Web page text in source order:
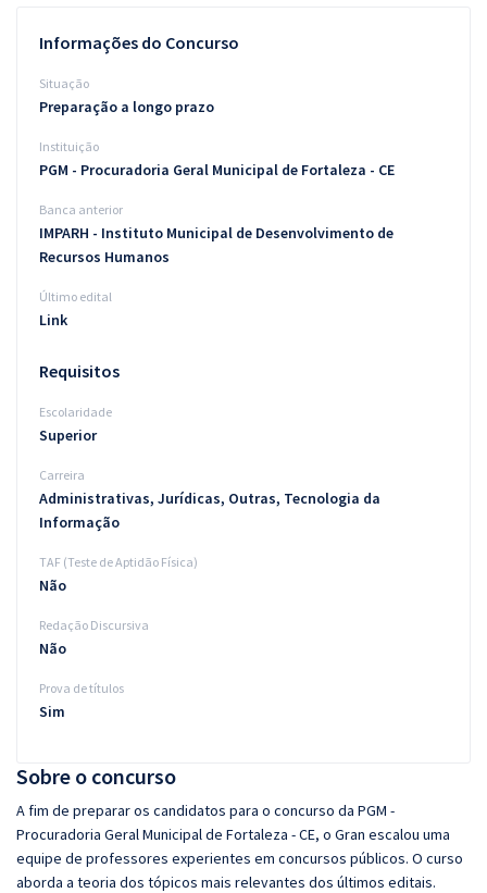
Conteúdo gratuito
Blog
Atendimento
Sobre o concurso
A fim de preparar os candidatos para o concurso da PGM -
Procuradoria Geral Municipal de Fortaleza - CE, o Gran escalou uma
equipe de professores experientes em concursos públicos. O curso
aborda a teoria dos tópicos mais relevantes dos últimos editais.
Informações do Concurso
Situação
Preparação a longo prazo
Instituição
PGM - Procuradoria Geral Municipal de Fortaleza - CE
Banca anterior
IMPARH - Instituto Municipal de Desenvolvimento de
Recursos Humanos
Último edital
Link
Requisitos
Escolaridade
Superior
Carreira
Administrativas, Jurídicas, Outras, Tecnologia da
Informação
TAF (Teste de Aptidão Física)
Não
Redação Discursiva
Não
Prova de títulos
Sim